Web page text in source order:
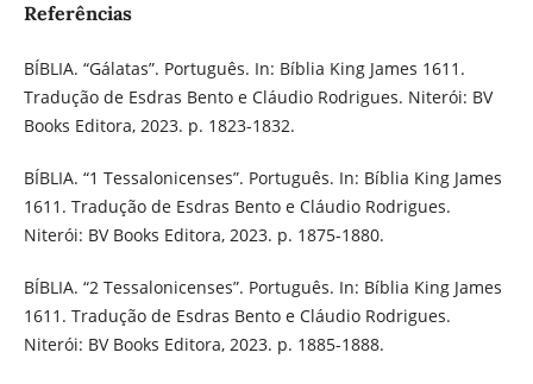
Referências
BÍBLIA. “Gálatas”. Português. In: Bíblia King James 1611.
Tradução de Esdras Bento e Cláudio Rodrigues. Niterói: BV
Books Editora, 2023. p. 1823-1832.
BÍBLIA. “1 Tessalonicenses”. Português. In: Bíblia King James
1611. Tradução de Esdras Bento e Cláudio Rodrigues.
Niterói: BV Books Editora, 2023. p. 1875-1880.
BÍBLIA. “2 Tessalonicenses”. Português. In: Bíblia King James
1611. Tradução de Esdras Bento e Cláudio Rodrigues.
Niterói: BV Books Editora, 2023. p. 1885-1888.